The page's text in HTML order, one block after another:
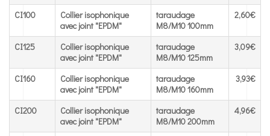
CI100
Collier isophonique
avec joint "EPDM"
taraudage
M8/M10 100mm
2,60€
CI125
Collier isophonique
avec joint "EPDM"
taraudage
M8/M10 125mm
3,09€
CI160
Collier isophonique
avec joint "EPDM"
taraudage
M8/M10 160mm
3,93€
CI200
Collier isophonique
avec joint "EPDM"
taraudage
M8/M10 200mm
4,96€